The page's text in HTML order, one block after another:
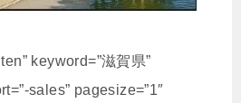
keyword=”滋賀県”
sales” pagesize=”1″